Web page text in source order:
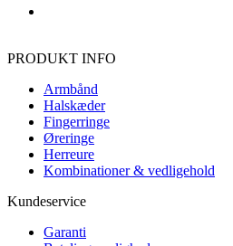
PRODUKT INFO
Armbånd
Halskæder
Fingerringe
Øreringe
Herreure
Kombinationer & vedligehold
Kundeservice
Garanti